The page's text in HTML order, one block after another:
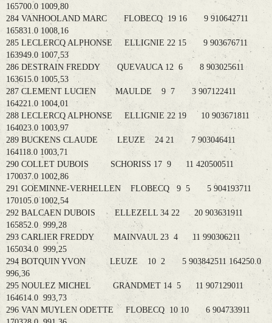
165700.0 1009,80
284 VANHOOLAND MARC FLOBECQ 19 16 9 910642711
165831.0 1008,16
285 LECLERCQ ALPHONSE ELLIGNIE 22 15 9 903676711
163949.0 1007,53
286 DESTRAIN FREDDY QUEVAUCA 12 6 8 903025611
163615.0 1005,53
287 CLEMENT LUCIEN MAULDE 9 7 3 907122411
164221.0 1004,01
288 LECLERCQ ALPHONSE ELLIGNIE 22 19 10 903671811
164023.0 1003,97
289 BUCKENS CLAUDE LEUZE 24 21 7 903046411
164118.0 1003,71
290 COLLET DUBOIS SCHORISS 17 9 11 420500511
170037.0 1002,86
291 GOEMINNE-VERHELLEN FLOBECQ 9 5 5 904193711
170105.0 1002,54
292 BALCAEN DUBOIS ELLEZELL 34 22 20 903631911
165852.0 999,28
293 CARLIER FREDDY MAINVAUL 23 4 11 990306211
165034.0 999,25
294 BOTQUIN YVON LEUZE 10 2 5 903842511 164250.0
996,36
295 NOULEZ MICHEL GRANDMET 14 5 11 907129011
164614.0 993,73
296 VAN MUYLEN ODETTE FLOBECQ 10 10 6 904733911